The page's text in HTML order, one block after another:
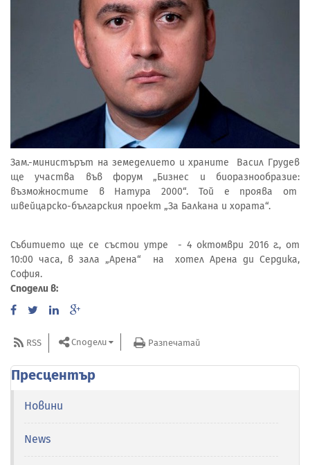
Зам.-министърът на земеделието и храните Васил Грудев
ще участва във форум „Бизнес и биоразнообразие:
възможностите в Натура 2000“. Той е проява от
швейцарско-българския проект „За Балкана и хората“.
Събитието ще се състои утре - 4 октомври 2016 г., от
10:00 часа, в зала „Арена“ на хотел Арена ди Сердика,
София.
Сподели в:
RSS Сподели Разпечатай
Пресцентър
Новини
News